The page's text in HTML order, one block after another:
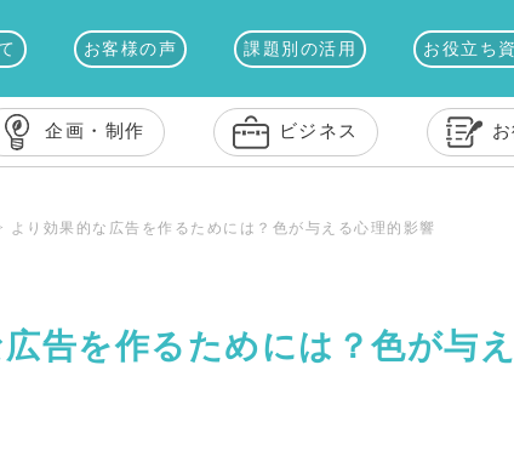
お客様の声 課題別の活用 お役立ち
企画・制作 ビジネス
より効果的な広告を作るためには？色が与える心理的影響
告を作るためには？色が与